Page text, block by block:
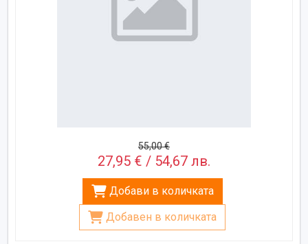
55,00 €
27,95 € / 54,67 лв.
Добави в количката
Добавен в количката